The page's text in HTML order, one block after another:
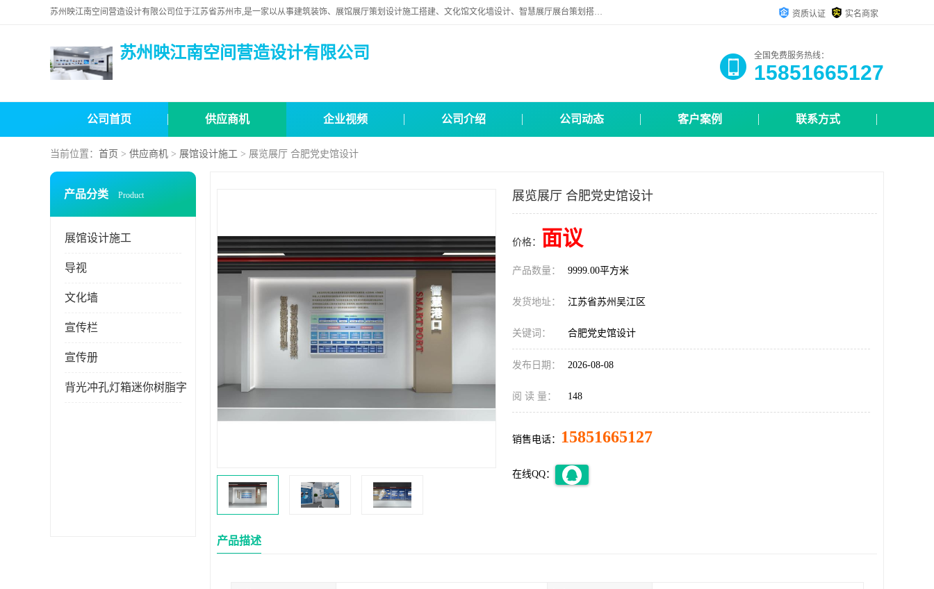
苏州映江南空间营造设计有限公司位于江苏省苏州市,是一家以从事建筑装饰、展馆展厅策划设计施工搭建、文化馆文化墙设计、智慧展厅展台策划搭建和其他建筑装饰装修业为主的企业。 资质认证 实名商家
苏州映江南空间营造设计有限公司 全国免费服务热线：
15851665127
公司首页 供应商机 企业视频 公司介绍 公司动态 客户案例 联系方式
当前位置： 首页 > 供应商机 > 展馆设计施工 > 展览展厅 合肥党史馆设计
产品分类 Product
展馆设计施工
导视
文化墙
宣传栏
宣传册
背光冲孔灯箱迷你树脂字
展览展厅 合肥党史馆设计
价格： 面议
产品数量： 9999.00平方米
发货地址： 江苏省苏州吴江区
关键词： 合肥党史馆设计
发布日期： 2026-08-08
阅 读 量： 148
销售电话： 15851665127
在线QQ：
产品描述